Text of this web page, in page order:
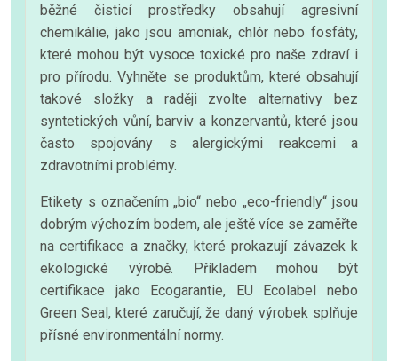
běžné čisticí prostředky obsahují agresivní
chemikálie, jako jsou amoniak, chlór nebo fosfáty,
které mohou být vysoce toxické pro naše zdraví i
pro přírodu. Vyhněte se produktům, které obsahují
takové složky a raději zvolte alternativy bez
syntetických vůní, barviv a konzervantů, které jsou
často spojovány s alergickými reakcemi a
zdravotními problémy.
Etikety s označením „bio“ nebo „eco-friendly“ jsou
dobrým výchozím bodem, ale ještě více se zaměřte
na certifikace a značky, které prokazují závazek k
ekologické výrobě. Příkladem mohou být
certifikace jako Ecogarantie, EU Ecolabel nebo
Green Seal, které zaručují, že daný výrobek splňuje
přísné environmentální normy.